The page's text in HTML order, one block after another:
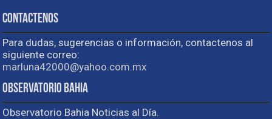
Contactenos
Para dudas, sugerencias o información, contactenos al
siguiente correo:
marluna42000@yahoo.com.mx
Observatorio Bahia
Observatorio Bahia Noticias al Día.